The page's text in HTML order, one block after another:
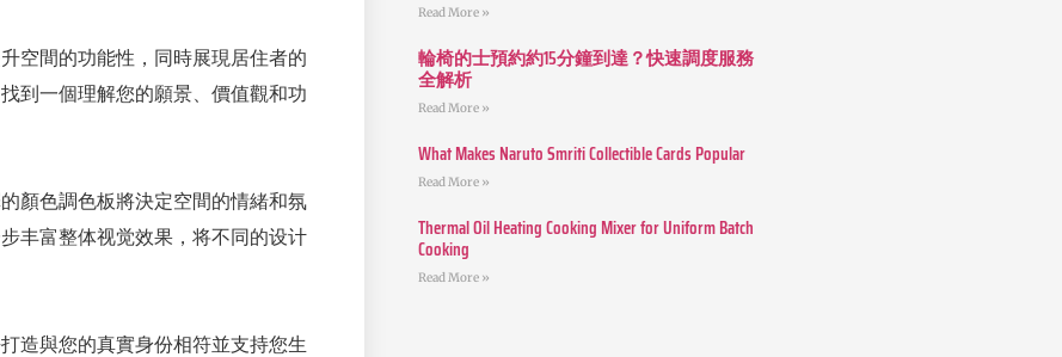
空間的功能性，同時展現居住者的
到一個理解您的願景、價值觀和功
顏色調色板將決定空間的情緒和氛
丰富整体视觉效果，将不同的设计
造與您的真實身份相符並支持您生
Read More »
輪椅的士預約約15分鐘到達？快速調度服務
全解析
Read More »
What Makes Naruto Smriti Collectible Cards Popular
Read More »
Thermal Oil Heating Cooking Mixer for Uniform Batch
Cooking
Read More »